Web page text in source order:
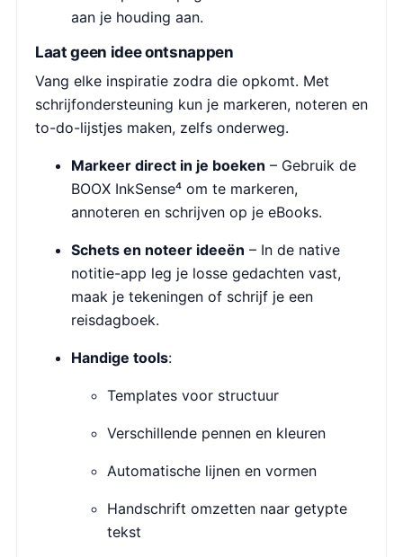
aan je houding aan.
Laat geen idee ontsnappen
Vang elke inspiratie zodra die opkomt. Met
schrijfondersteuning kun je markeren, noteren en
to-do-lijstjes maken, zelfs onderweg.
Markeer direct in je boeken – Gebruik de
BOOX InkSense⁴ om te markeren,
annoteren en schrijven op je eBooks.
Schets en noteer ideeën – In de native
notitie-app leg je losse gedachten vast,
maak je tekeningen of schrijf je een
reisdagboek.
Handige tools:
Templates voor structuur
Verschillende pennen en kleuren
Automatische lijnen en vormen
Handschrift omzetten naar getypte
tekst